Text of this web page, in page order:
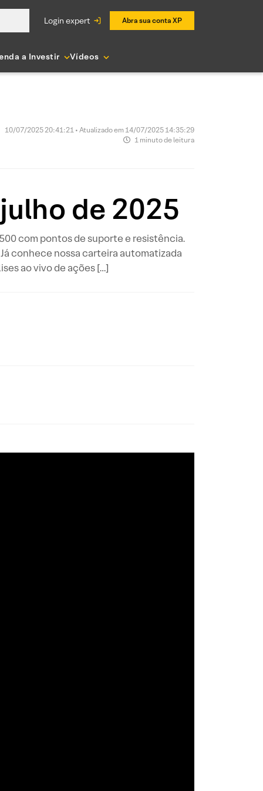
login expert Abra sua conta XP
a Investir Vídeos
10/07/2025 20:41:21 • Atualizado em 14/07/2025 14:35:29
1 minuto de leitura
de 2025
com pontos de suporte e resistência.
conhece nossa carteira automatizada
ao vivo de ações […]